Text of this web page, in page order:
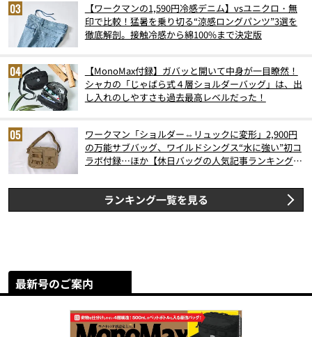
【ワークマンの1,590円冷感デニム】vsユニクロ・無
印で比較！猛暑を乗り切る“涼感ロングパンツ”3選を
徹底解剖。接触冷感から綿100%まで決定版
【MonoMax付録】ガバッと開いて中身が一目瞭然！
シャカの「じゃばら式４層ショルダーバッグ」は、出
し入れのしやすさも過去最高レベルだった！
ワークマン「ショルダー⇔リュックに変形」2,900円
の万能サブバッグ、ワイルドシングス“水に強い”初コ
ラボ付録…ほか【休日バッグの人気記事ランキングベ
ランキング一覧を見る
最新号のご案内